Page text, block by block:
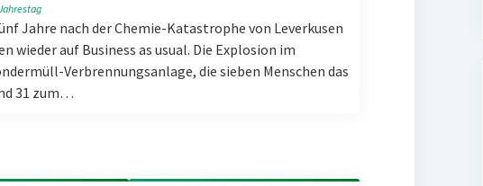
Jahre nach der Chemie-Katastrophe von Leverkusen
wieder auf Business as usual. Die Explosion im
Verbrennungsanlage, die sieben Menschen das
31 zum…